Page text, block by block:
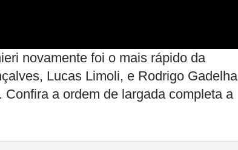
novamente foi o mais rápido da
Lucas Limoli, e Rodrigo Gadelha
a ordem de largada completa a